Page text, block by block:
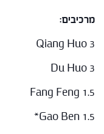
מרכיבים:
Qiang Huo 3
Du Huo 3
Fang Feng 1.5
Gao Ben 1.5*